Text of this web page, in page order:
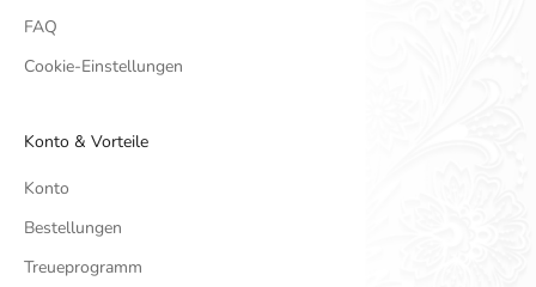
FAQ
Cookie-Einstellungen
Konto & Vorteile
Konto
Bestellungen
Treueprogramm